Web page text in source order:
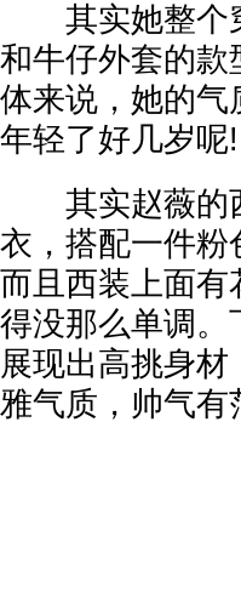
其实她整个穿
和牛仔外套的款
体来说，她的气
年轻了好几岁呢!
其实赵薇的西
衣，搭配一件粉
而且西装上面有
得没那么单调。
展现出高挑身
雅气质，帅气有